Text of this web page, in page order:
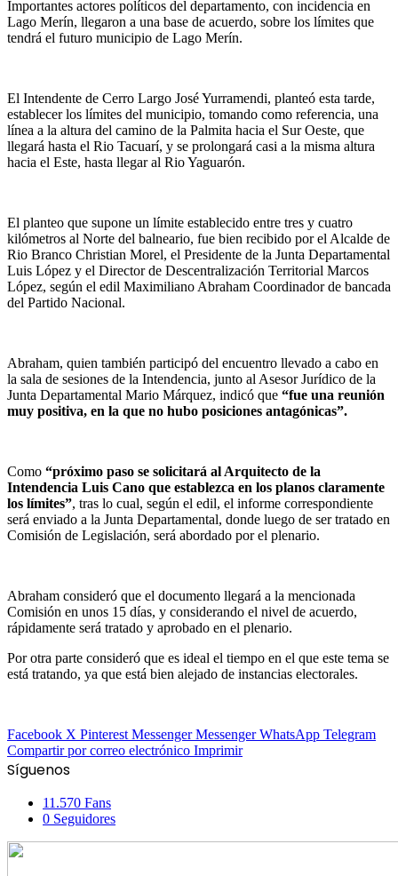
Importantes actores políticos del departamento, con incidencia en
Lago Merín, llegaron a una base de acuerdo, sobre los límites que
tendrá el futuro municipio de Lago Merín.
El Intendente de Cerro Largo José Yurramendi, planteó esta tarde,
establecer los límites del municipio, tomando como referencia, una
línea a la altura del camino de la Palmita hacia el Sur Oeste, que
llegará hasta el Rio Tacuarí, y se prolongará casi a la misma altura
hacia el Este, hasta llegar al Rio Yaguarón.
El planteo que supone un límite establecido entre tres y cuatro
kilómetros al Norte del balneario, fue bien recibido por el Alcalde de
Rio Branco Christian Morel, el Presidente de la Junta Departamental
Luis López y el Director de Descentralización Territorial Marcos
López, según el edil Maximiliano Abraham Coordinador de bancada
del Partido Nacional.
Abraham, quien también participó del encuentro llevado a cabo en
la sala de sesiones de la Intendencia, junto al Asesor Jurídico de la
Junta Departamental Mario Márquez, indicó que “fue una reunión
muy positiva, en la que no hubo posiciones antagónicas”.
Como “próximo paso se solicitará al Arquitecto de la
Intendencia Luis Cano que establezca en los planos claramente
los límites”, tras lo cual, según el edil, el informe correspondiente
será enviado a la Junta Departamental, donde luego de ser tratado en
Comisión de Legislación, será abordado por el plenario.
Abraham consideró que el documento llegará a la mencionada
Comisión en unos 15 días, y considerando el nivel de acuerdo,
rápidamente será tratado y aprobado en el plenario.
Por otra parte consideró que es ideal el tiempo en el que este tema se
está tratando, ya que está bien alejado de instancias electorales.
Facebook X Pinterest Messenger Messenger WhatsApp Telegram
Compartir por correo electrónico Imprimir
Síguenos
11.570 Fans
0 Seguidores